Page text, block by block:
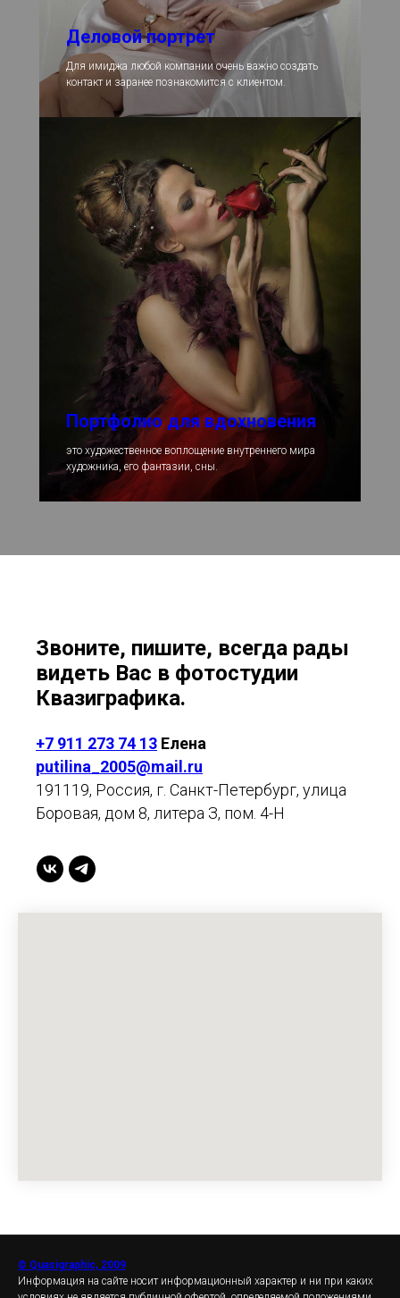
Деловой портрет
Для имиджа любой компании очень важно создать
контакт и заранее познакомится с клиентом.
Портфолио для вдохновения
это художественное воплощение внутреннего мира
художника, его фантазии, сны.
Звоните, пишите, всегда рады
видеть Вас в фотостудии
Квазиграфика.
+7 911 273 74 13 Елена
putilina_2005@mail.ru
191119, Россия, г. Санкт-Петербург, улица
Боровая, дом 8, литера З, пом. 4-Н
© Quasigraphic, 2009
Информация на сайте носит информационный характер и ни при каких